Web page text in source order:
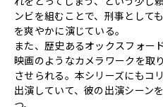
ンビを組むことで、刑事として
を爽やかに演じている。
また、歴史あるオックスフォー
映画のようなカメラワークを取
させられる。本シリーズにもコ
出演していて、彼の出演シーン